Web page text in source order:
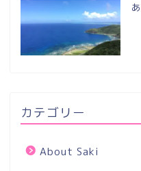
カテゴリー
About Saki